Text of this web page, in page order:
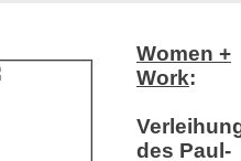
Women +
Work:
des Paul-